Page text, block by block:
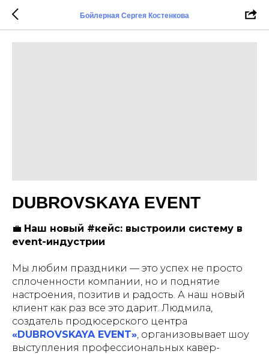
Бойлерная Сергея Костенкова
DUBROVSKAYA EVENT
💼 Наш новый #кейс: выстроили систему в
event-индустрии
Мы любим праздники — это успех не просто
сплоченности компании, но и поднятие
настроения, позитив и радость. А наш новый
клиент как раз все это дарит. Людмила,
создатель продюсерского центра
«DUBROVSKAYA EVENT» , организовывает шоу
выступления профессиональных кавер-